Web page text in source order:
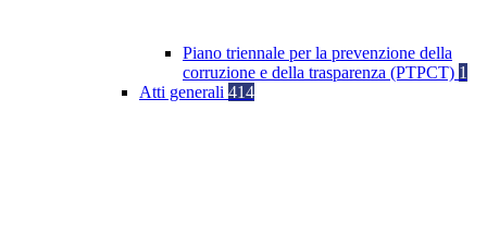
Piano triennale per la prevenzione della
corruzione e della trasparenza (PTPCT) 1
Atti generali 414